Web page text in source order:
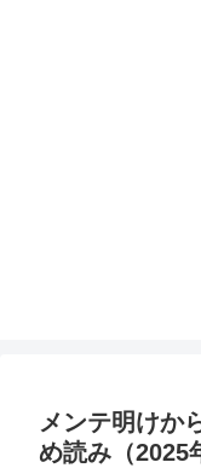
メンテ明けか
め読み（2025